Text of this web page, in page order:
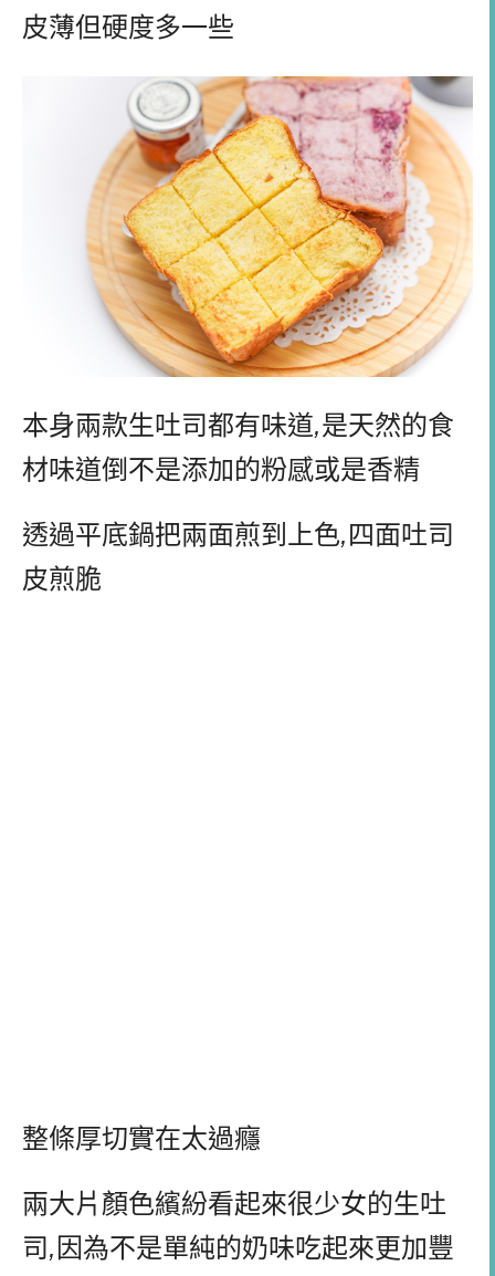
皮薄但硬度多一些
本身兩款生吐司都有味道,是天然的食
材味道倒不是添加的粉感或是香精
透過平底鍋把兩面煎到上色,四面吐司
皮煎脆
整條厚切實在太過癮
兩大片顏色繽紛看起來很少女的生吐
司, 因為不是單純的奶味吃起來更加豐